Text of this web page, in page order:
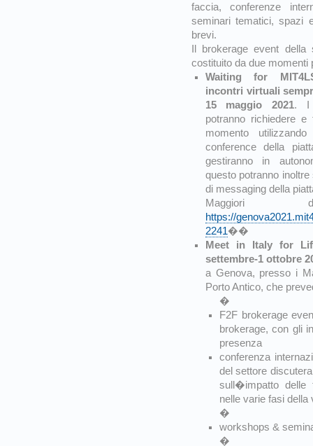
faccia, conferenze
seminari tematici, spazi
brevi.
Il brokerage event
costituito da due momenti
Waiting for
incontri virtuali
15 maggio 2021. I
potranno richiedere
momento
conference della
gestiranno in
questo potranno
di messaging della
Maggiori
https://
2241��
Meet in Italy for
settembre-1 ottobre
a Genova, presso i
Porto Antico, che
�
F2F brokerage
brokerage, con gli
presenza
conferenza
del settore
sull�impatto delle
nelle varie fasi
�
workshops &
�